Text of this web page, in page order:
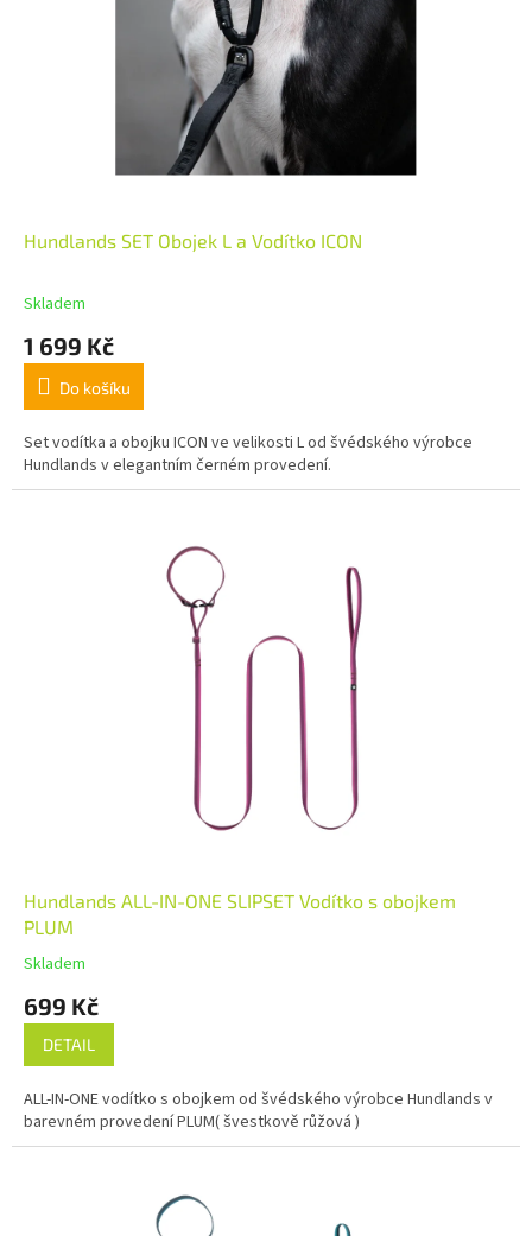
Hundlands SET Obojek L a Vodítko ICON
Skladem
1 699 Kč
Do košíku
Set vodítka a obojku ICON ve velikosti L od švédského výrobce
Hundlands v elegantním černém provedení.
Hundlands ALL-IN-ONE SLIPSET Vodítko s obojkem
PLUM
Skladem
699 Kč
DETAIL
ALL-IN-ONE vodítko s obojkem od švédského výrobce Hundlands v
barevném provedení PLUM( švestkově růžová )